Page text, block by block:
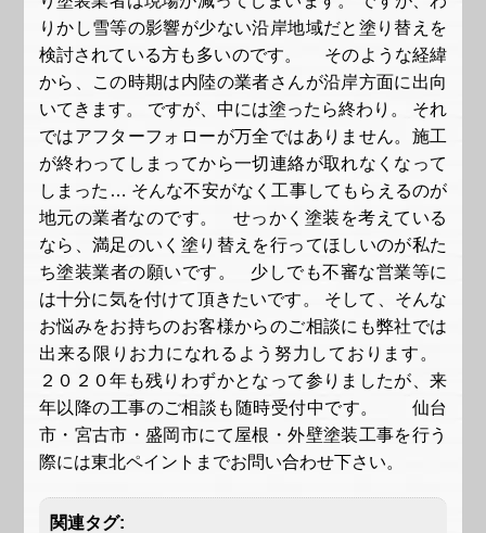
りかし雪等の影響が少ない沿岸地域だと塗り替えを
検討されている方も多いのです。 そのような経緯
から、この時期は内陸の業者さんが沿岸方面に出向
いてきます。 ですが、中には塗ったら終わり。 それ
ではアフターフォローが万全ではありません。施工
が終わってしまってから一切連絡が取れなくなって
しまった… そんな不安がなく工事してもらえるのが
地元の業者なのです。 せっかく塗装を考えている
なら、満足のいく塗り替えを行ってほしいのが私た
ち塗装業者の願いです。 少しでも不審な営業等に
は十分に気を付けて頂きたいです。 そして、そんな
お悩みをお持ちのお客様からのご相談にも弊社では
出来る限りお力になれるよう努力しております。
２０２０年も残りわずかとなって参りましたが、来
年以降の工事のご相談も随時受付中です。 仙台
市・宮古市・盛岡市にて屋根・外壁塗装工事を行う
際には東北ペイントまでお問い合わせ下さい。
関連タグ: